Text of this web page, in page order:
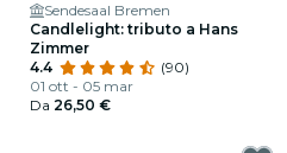
Sendesaal Bremen
Candlelight: tributo a Hans
Zimmer
4.4
(90)
01 ott - 05 mar
Da 26,50 €